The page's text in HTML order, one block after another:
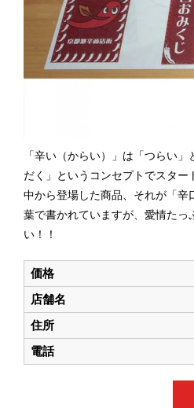
「辛い（からい）」は「つらい
だく」というコンセプトでスタ
中から登場した商品、それが「
葉で書かれていますが、愛情たっ
い！！
価格
店舗名
住所
電話